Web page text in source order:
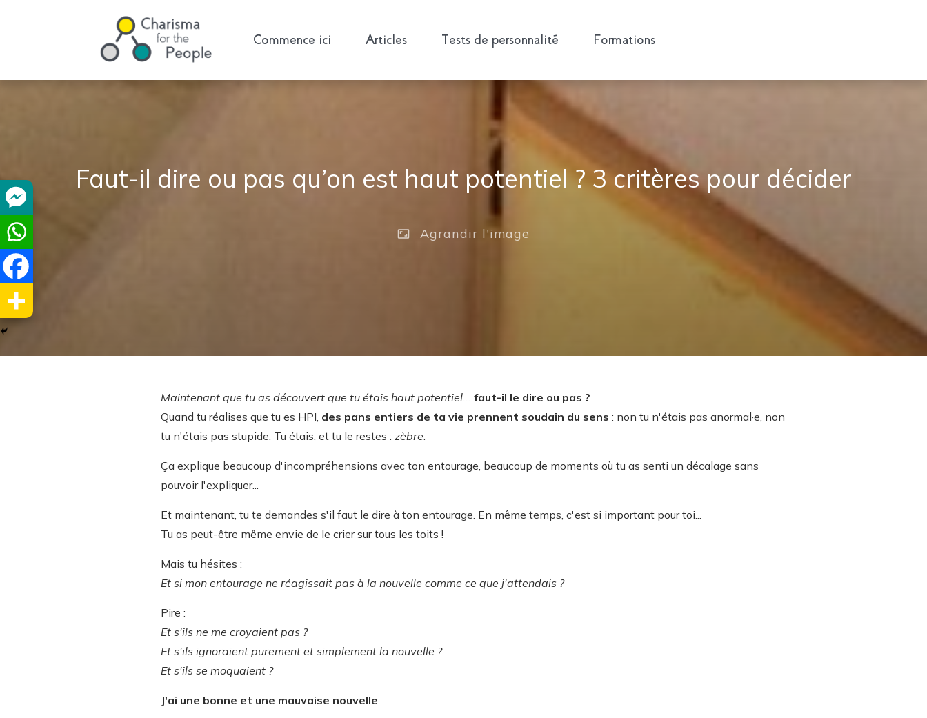
Commence ici Articles Tests de personnalité Formations
Faut-il dire ou pas qu’on est haut potentiel ? 3 critères pour décider
Agrandir l'image
Maintenant que tu as découvert que tu étais haut potentiel... faut-il le dire ou pas ?
Quand tu réalises que tu es HPI, des pans entiers de ta vie prennent soudain du sens : non tu n'étais pas anormal·e, non
tu n'étais pas stupide. Tu étais, et tu le restes : zèbre
Ça explique beaucoup d'incompréhensions avec ton entourage, beaucoup de moments où tu as senti un décalage sans
pouvoir l'expliquer...
Et maintenant, tu te demandes s'il faut le dire à ton entourage. En même temps, c'est si important pour toi...
Tu as peut-être même envie de le crier sur tous les toits !
Mais tu hésites :
Et si mon entourage ne réagissait pas à la nouvelle comme ce que j'attendais ?
Pire :
Et s'ils ne me croyaient pas ?
Et s'ils ignoraient purement et simplement la nouvelle ?
Et s'ils se moquaient ?
J'ai une bonne et une mauvaise nouvelle